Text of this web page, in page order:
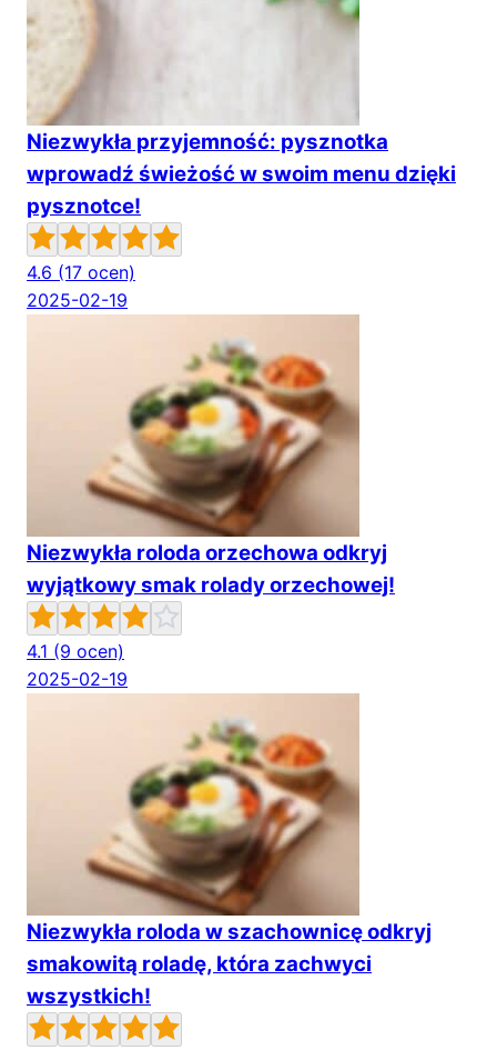
Niezwykła przyjemność: pysznotka
wprowadź świeżość w swoim menu dzięki
pysznotce!
4.6 (17 ocen)
2025-02-19
Niezwykła roloda orzechowa odkryj
wyjątkowy smak rolady orzechowej!
4.1 (9 ocen)
2025-02-19
Niezwykła roloda w szachownicę odkryj
smakowitą roladę, która zachwyci
wszystkich!